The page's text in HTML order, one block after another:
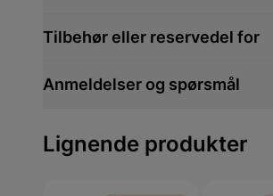
Tilbehør eller reservedel for
Anmeldelser og spørsmål
Lignende produkter